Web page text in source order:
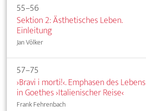
55–56
Sektion 2: Ästhetisches Leben.
Einleitung
Jan Völker
57–75
›Bravi i morti!‹. Emphasen des Lebens
in Goethes ›Italienischer Reise‹
Frank Fehrenbach